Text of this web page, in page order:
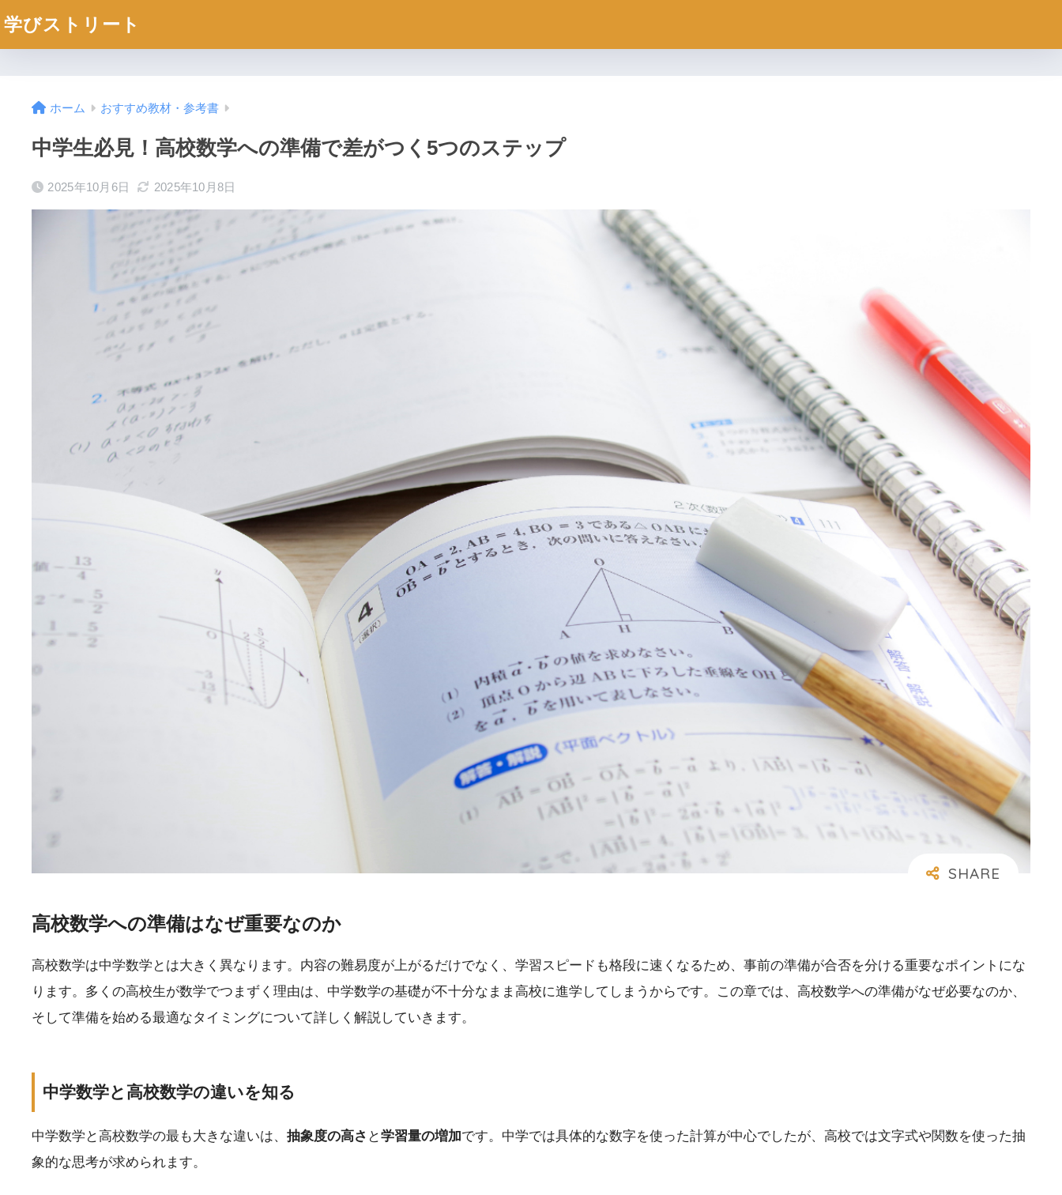
学びストリート
ホーム おすすめ教材・参考書
中学生必見！高校数学への準備で差がつく5つのステップ
2025年10月6日 2025年10月8日
高校数学への準備はなぜ重要なのか
高校数学は中学数学とは大きく異なります。内容の難易度が上がるだけでなく、学習スピードも格段に速くなるため、事前の準備が合否を分ける重要なポイントにな
ります。多くの高校生が数学でつまずく理由は、中学数学の基礎が不十分なまま高校に進学してしまうからです。この章では、高校数学への準備がなぜ必要なのか、
そして準備を始める最適なタイミングについて詳しく解説していきます。
中学数学と高校数学の違いを知る
中学数学と高校数学の最も大きな違いは、 抽象度の高さ と学習量の増加 です。中学では具体的な数字を使った計算が中心でしたが、高校では文字式や関数を使った抽
象的な思考が求められます。